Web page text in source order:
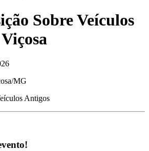
Sobre Veículos
MG
Antigos